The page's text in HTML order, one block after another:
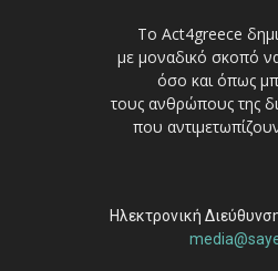
Το Act4greece
με μοναδικό σκοπό
όσο και όπως
τους ανθρώπους της
που
Ηλεκτρονική